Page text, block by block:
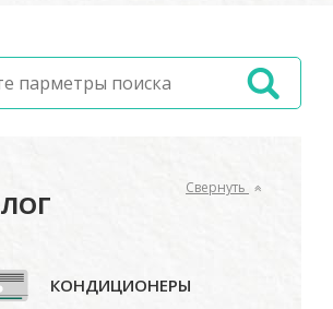
Свернуть
КОНДИЦИОНЕРЫ